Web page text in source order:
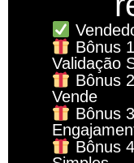
Bônus
Validação
Bônus
Vende
Bônus
Bônus